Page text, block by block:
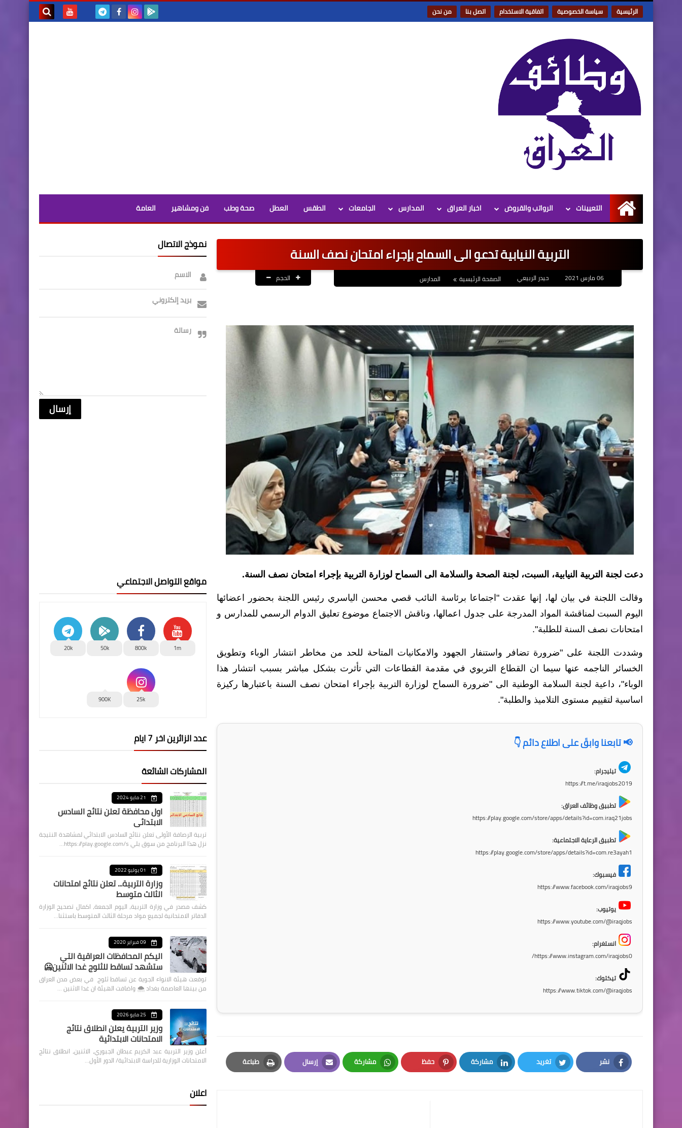
الرئيسية سياسة الخصوصية اتفاقية الاستخدام اتصل بنا من نحن
الرئيسية
التعيينات الرواتب والقروض اخبار العراق المدارس الجامعات الطقس العطل صحة وطب فن ومشاهير العامة
التربية النيابية تدعو الى السماح بإجراء امتحان نصف السنة
حيدر الربيعي الصفحة الرئيسية المدارس الحجم
دعت لجنة التربية النيابية، السبت، لجنة الصحة والسلامة الى السماح لوزارة التربية بإجراء امتحان نصف السنة.
وقالت اللجنة في بيان لها، إنها عقدت "اجتماعا برئاسة النائب قصي محسن الياسري رئيس اللجنة بحضور اعضائها
اليوم السبت لمناقشة المواد المدرجة على جدول اعمالها، وناقش الاجتماع موضوع تعليق الدوام الرسمي للمدارس و
امتحانات نصف السنة للطلبة".
وشددت اللجنة على "ضرورة تضافر واستنفار الجهود والامكانيات المتاحة للحد من مخاطر انتشار الوباء وتطويق
الخسائر الناجمه عنها سيما ان القطاع التربوي في مقدمة القطاعات التي تأثرت بشكل مباشر بسبب انتشار هذا
الوباء"، داعية لجنة السلامة الوطنية الى "ضرورة السماح لوزارة التربية بإجراء امتحان نصف السنة باعتبارها ركيزة
اساسية لتقييم مستوى التلاميذ والطلبة".
📢 تابعنا وابقَ على اطلاع دائم 👇
تيليجرام:
https://t.me/iraqjobs2019
تطبيق وظائف العراق:
https://play.google.com/store/apps/details?id=com.iraq21jobs
تطبيق الرعاية الاجتماعية:
https://play.google.com/store/apps/details?id=com.re3ayah1
فيسبوك:
https://www.facebook.com/iraqjobs9
يوتيوب:
https://www.youtube.com/@iraqjobs
انستغرام:
https://www.instagram.com/iraqjobs0/
تيكتوك:
https://www.tiktok.com/@iraqjobs
نشر
Facebook
تغريد
Twitter
مشاركة
LinkedIn
حفظ
Pinterest
مشاركة
Whatsapp
إرسال
Email
طباعة
Print
نموذج الاتصال
الاسم
بريد إلكتروني
رسالة
مواقع التواصل الاجتماعي
1m
800k
50k
20k
25k
900K
عدد الزائرين اخر 7 ايام
المشاركات الشائعة
21 مايو 2024
اول محافظة تعلن نتائج السادس
الابتدائي
تربية الرصافة الأولى تعلن نتائج السادس الابتدائي لمشاهدة النتيجة
نزل هذا البرنامج من سوق بلي https://play.google.com/s…
01 يوليو 2022
وزارة التربية... تعلن نتائج امتحانات
الثالث متوسط
كشف مصدر في وزارة التربية، اليوم الجمعة، اكمال تصحيح الوزارة
الدفاتر الامتحانية لجميع مواد مرحلة الثالث المتوسط باستثنا…
09 فبراير 2020
اليكم المحافظات العراقية التي
ستشهد تساقط للثلوج غدا الاثنين🥶
توقعت هيئة الانواء الجوية عن تساقط ثلوج في بعض مدن العراق
من بينها العاصمة بغداد ⁦🌨️⁩ واضافت الهيئة ان غدا الاثنين …
25 مايو 2026
وزير التربية يعلن انطلاق نتائج
الامتحانات الابتدائية
أعلن وزير التربية عبد الكريم عبطان الجبوري، الاثنين، انطلاق نتائج
الامتحانات الوزارية للدراسة الابتدائية/ الدور الأول…
اعلان